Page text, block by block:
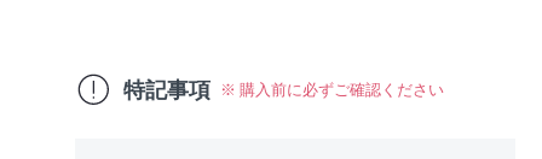
特記事項 ※ 購入前に必ずご確認ください